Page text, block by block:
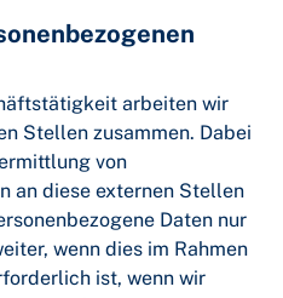
arbeiten wir
Stellen zusammen. Dabei
von
an diese externen Stellen
Daten nur
wenn dies im Rahmen
ist, wenn wir